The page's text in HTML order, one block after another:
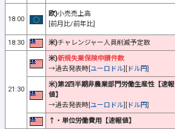
18:00
欧)小売売上高
[前月比/前年比]
18:30
米)チャレンジャー人員削減予定数
21:30
米)新規失業保険申請件数
→過去発表時[ユーロドル][ ドル円]
米)第2四半期非農業部門労働生産性【速報
値】
→過去発表時[ユーロドル][ ドル円]
↑・単位労働費用【速報値】